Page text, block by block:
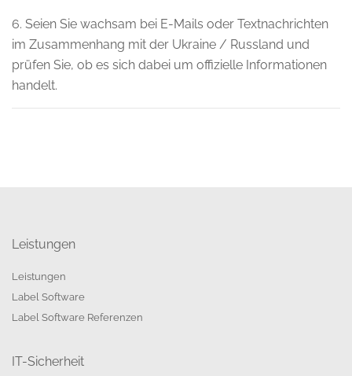
6. Seien Sie wachsam bei E-Mails oder Textnachrichten
im Zusammenhang mit der Ukraine / Russland und
prüfen Sie, ob es sich dabei um offizielle Informationen
handelt.
Leistungen
Leistungen
Label Software
Label Software Referenzen
IT-Sicherheit